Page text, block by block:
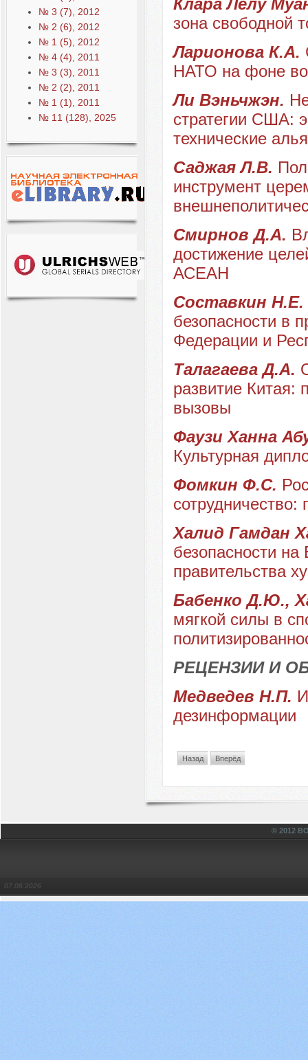
№ 3 (7), 2012
№ 2 (6), 2012
№ 1 (5), 2012
№ 4 (4), 2011
№ 3 (3), 2011
№ 2 (2), 2011
№ 1 (1), 2011
№ 11 (128), 2025
Клара Лелу
зона свободной
Ларионова К.А.
НАТО на фоне
Ли Вэньчжэн.
стратегии США:
технические
Саджая Л.В.
инструмент
Смирнов Д.А.
достижение
АСЕАН
Составкин Н.Е.
безопасности в
Федерации и
Талагаева Д.А.
развитие Китая:
вызовы
Фаузи Ханна
Культурная
Фомкин Ф.С.
Халид Гамдан
безопасности
правительства
Бабенко Д.Ю.,
мягкой силы в
РЕЦЕНЗИИ И
Медведев Н.П.
дезинформации
Назад Вперёд
© 2012
07.08.2026